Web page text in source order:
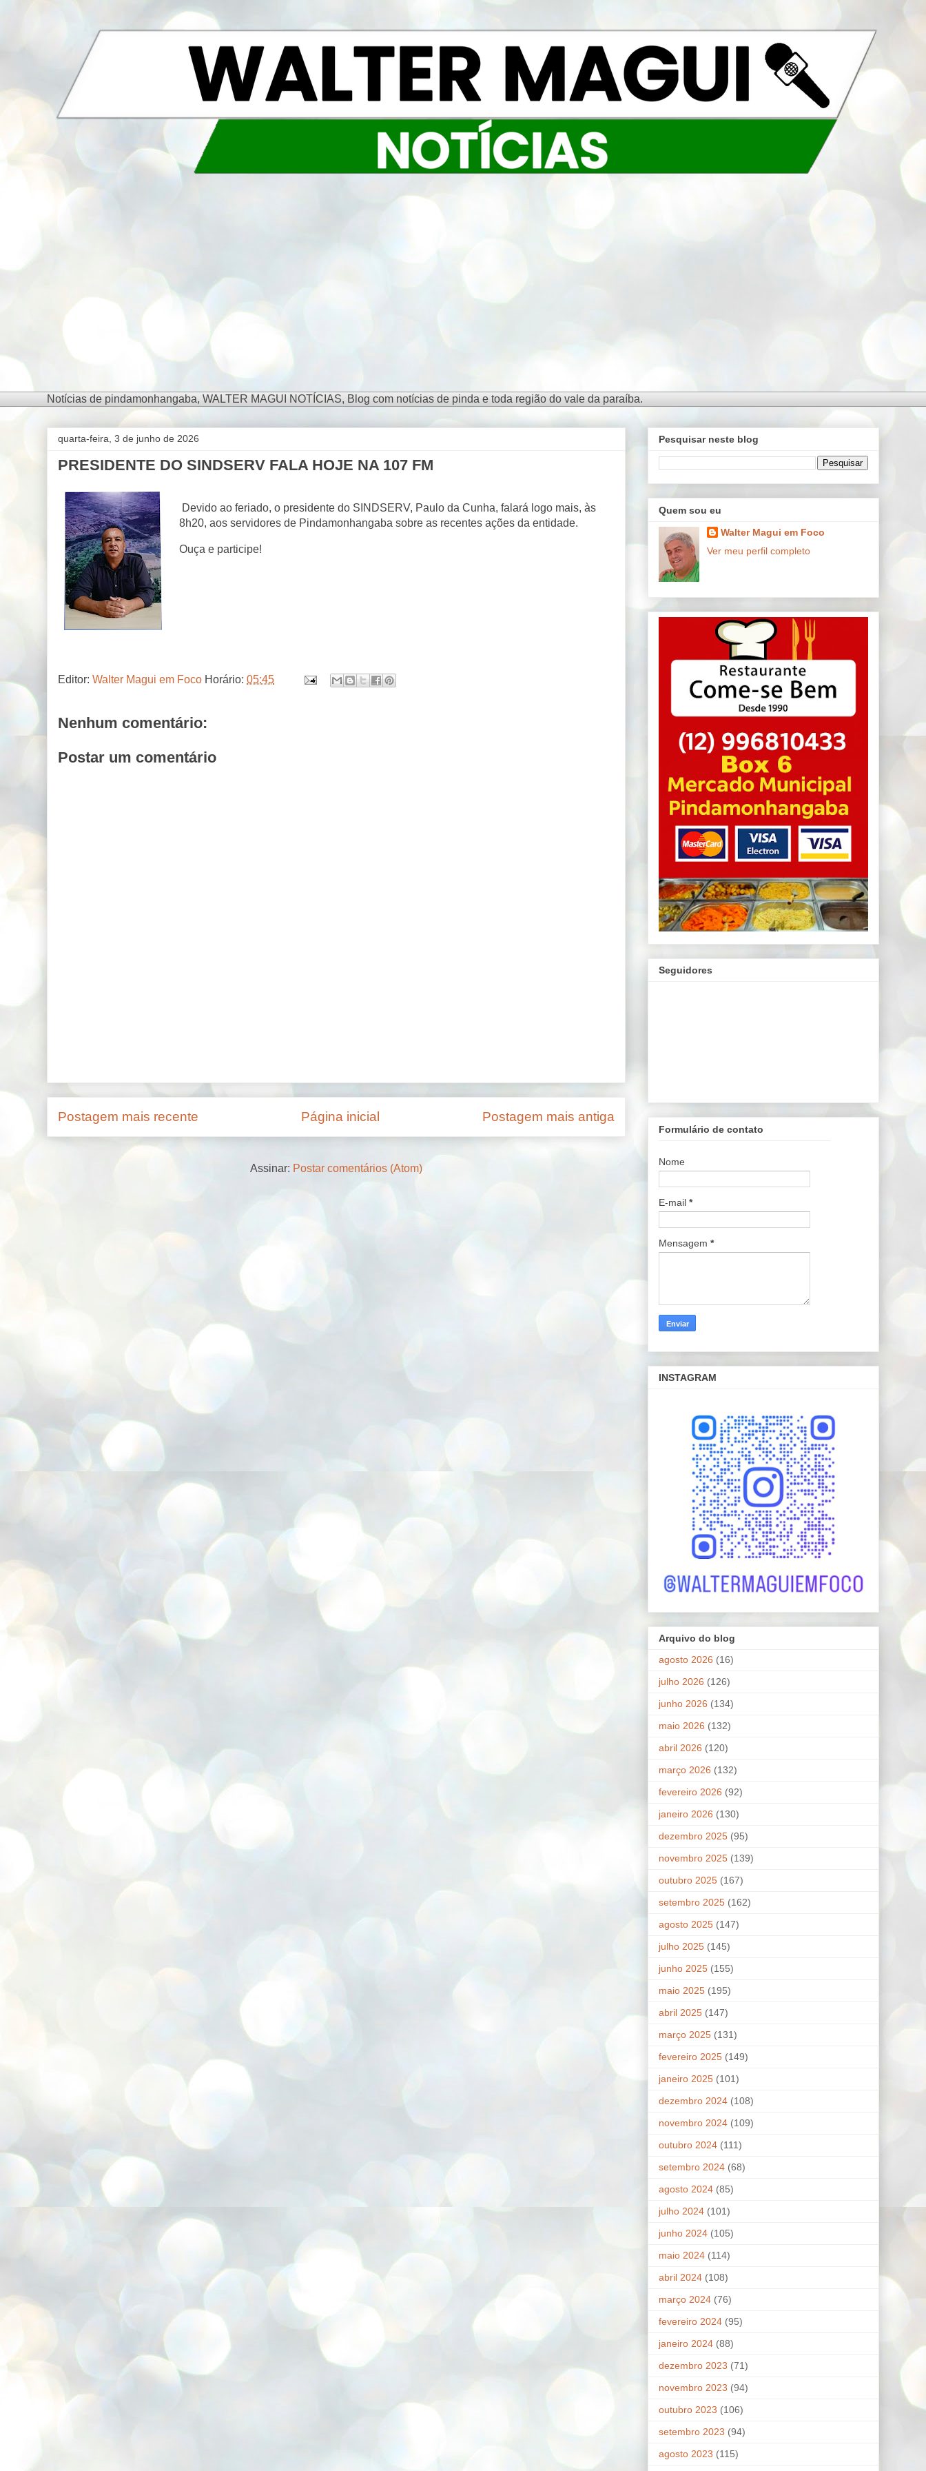
Notícias de pindamonhangaba, WALTER MAGUI NOTÍCIAS, Blog com notícias de pinda e toda região do vale da paraíba.
quarta-feira, 3 de junho de 2026
PRESIDENTE DO SINDSERV FALA HOJE NA 107 FM
Devido ao feriado, o presidente do SINDSERV, Paulo da Cunha, falará logo mais, às
8h20, aos servidores de Pindamonhangaba sobre as recentes ações da entidade.
​Ouça e participe!
Editor: Walter Magui em Foco Horário: 05:45
Nenhum comentário:
Postar um comentário
Postagem mais recente Postagem mais antiga
Página inicial
Assinar: Postar comentários (Atom)
Pesquisar neste blog
Quem sou eu
Walter Magui em Foco
Ver meu perfil completo
Seguidores
Formulário de contato
Nome
E-mail *
Mensagem *
INSTAGRAM
Arquivo do blog
agosto 2026 (16)
julho 2026 (126)
junho 2026 (134)
maio 2026 (132)
abril 2026 (120)
março 2026 (132)
fevereiro 2026 (92)
janeiro 2026 (130)
dezembro 2025 (95)
novembro 2025 (139)
outubro 2025 (167)
setembro 2025 (162)
agosto 2025 (147)
julho 2025 (145)
junho 2025 (155)
maio 2025 (195)
abril 2025 (147)
março 2025 (131)
fevereiro 2025 (149)
janeiro 2025 (101)
dezembro 2024 (108)
novembro 2024 (109)
outubro 2024 (111)
setembro 2024 (68)
agosto 2024 (85)
julho 2024 (101)
junho 2024 (105)
maio 2024 (114)
abril 2024 (108)
março 2024 (76)
fevereiro 2024 (95)
janeiro 2024 (88)
dezembro 2023 (71)
novembro 2023 (94)
outubro 2023 (106)
setembro 2023 (94)
agosto 2023 (115)